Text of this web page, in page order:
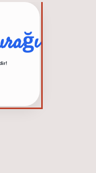
elexbet güncel